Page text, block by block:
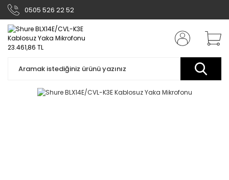
0505 526 22 52